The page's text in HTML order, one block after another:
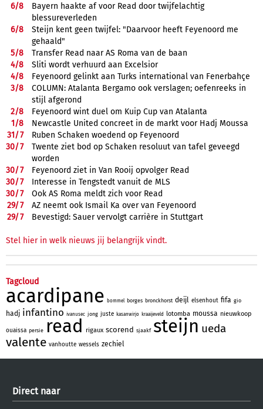
6/8
Bayern haakte af voor Read door twijfelachtig
blessureverleden
6/8
Steijn kent geen twijfel: "Daarvoor heeft Feyenoord me
gehaald"
5/8
Transfer Read naar AS Roma van de baan
4/8
Sliti wordt verhuurd aan Excelsior
4/8
Feyenoord gelinkt aan Turks international van Fenerbahçe
3/8
COLUMN: Atalanta Bergamo ook verslagen; oefenreeks in
stijl afgerond
2/8
Feyenoord wint duel om Kuip Cup van Atalanta
1/8
Newcastle United concreet in de markt voor Hadj Moussa
31/7
Ruben Schaken woedend op Feyenoord
30/7
Twente ziet bod op Schaken resoluut van tafel geveegd
worden
30/7
Feyenoord ziet in Van Rooij opvolger Read
30/7
Interesse in Tengstedt vanuit de MLS
30/7
Ook AS Roma meldt zich voor Read
29/7
AZ neemt ook Ismail Ka over van Feyenoord
29/7 Bevestigd: Sauer vervolgt carrière in Stuttgart
Stel hier in welk nieuws jij belangrijk vindt.
Tagcloud
acardipane bommel borges bronckhorst deijl elsenhout fifa gio
hadj infantino ivanusec jong juste kasanwirjo kraaijeveld lotomba moussa nieuwkoop
ouaissa persie read rigaux scorend sjaakf steijn ueda
valente vanhoutte wessels zechiel
Direct naar